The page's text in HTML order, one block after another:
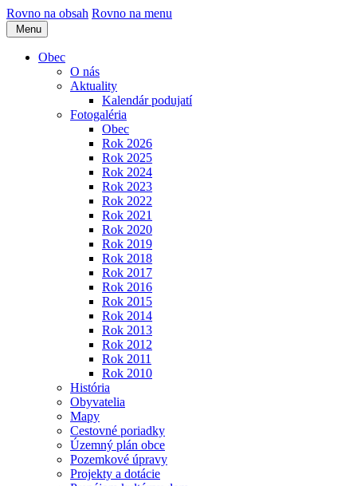
Rovno na obsah Rovno na menu
Menu
Obec
O nás
Aktuality
Kalendár podujatí
Fotogaléria
Obec
Rok 2026
Rok 2025
Rok 2024
Rok 2023
Rok 2022
Rok 2021
Rok 2020
Rok 2019
Rok 2018
Rok 2017
Rok 2016
Rok 2015
Rok 2014
Rok 2013
Rok 2012
Rok 2011
Rok 2010
História
Obyvatelia
Mapy
Cestovné poriadky
Územný plán obce
Pozemkové úpravy
Projekty a dotácie